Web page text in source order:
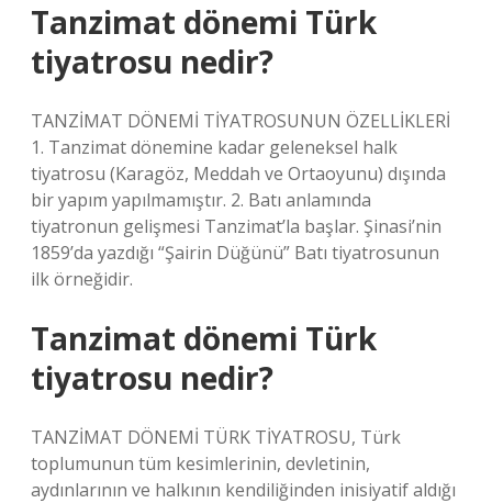
Tanzimat dönemi Türk
tiyatrosu nedir?
TANZİMAT DÖNEMİ TİYATROSUNUN ÖZELLİKLERİ
1. Tanzimat dönemine kadar geleneksel halk
tiyatrosu (Karagöz, Meddah ve Ortaoyunu) dışında
bir yapım yapılmamıştır. 2. Batı anlamında
tiyatronun gelişmesi Tanzimat’la başlar. Şinasi’nin
1859’da yazdığı “Şairin Düğünü” Batı tiyatrosunun
ilk örneğidir.
Tanzimat dönemi Türk
tiyatrosu nedir?
TANZİMAT DÖNEMİ TÜRK TİYATROSU, Türk
toplumunun tüm kesimlerinin, devletinin,
aydınlarının ve halkının kendiliğinden inisiyatif aldığı